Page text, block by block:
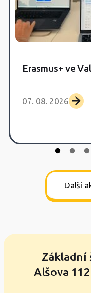
Erasmus+ ve
07. 08. 2026
Další
Základní
Alšova